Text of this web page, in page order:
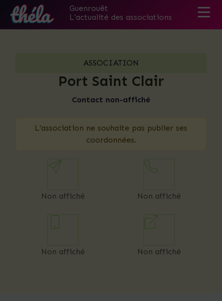
Guenrouët
L'actualité des associations
ASSOCIATION
Port Saint Clair
Contact non-affiché
L'association ne souhaite pas publier ses
coordonnées.
Non affiché Non affiché
Non affiché Non affiché